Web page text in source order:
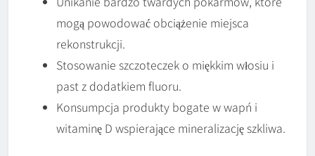
mogą powodować obciążenie miejsca
rekonstrukcji.
Stosowanie szczoteczek o miękkim włosiu i
past z dodatkiem fluoru.
Konsumpcja produkty bogate w wapń i
witaminę D wspierające mineralizację szkliwa.